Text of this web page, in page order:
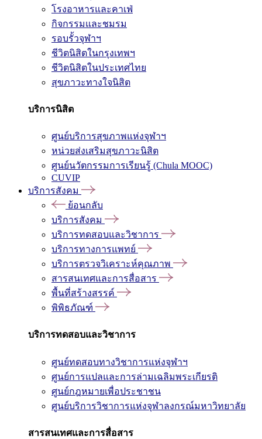
โรงอาหารและคาเฟ่
กิจกรรมและชมรม
รอบรั้วจุฬาฯ
ชีวิตนิสิตในกรุงเทพฯ
ชีวิตนิสิตในประเทศไทย
สุขภาวะทางใจนิสิต
บริการนิสิต
ศูนย์บริการสุขภาพแห่งจุฬาฯ
หน่วยส่งเสริมสุขภาวะนิสิต
ศูนย์นวัตกรรมการเรียนรู้ (Chula MOOC)
CUVIP
บริการสังคม
ย้อนกลับ
บริการสังคม
บริการทดสอบและวิชาการ
บริการทางการแพทย์
บริการตรวจวิเคราะห์คุณภาพ
สารสนเทศและการสื่อสาร
พื้นที่สร้างสรรค์
พิพิธภัณฑ์
บริการทดสอบและวิชาการ
ศูนย์ทดสอบทางวิชาการแห่งจุฬาฯ
ศูนย์การแปลและการล่ามเฉลิมพระเกียรติ
ศูนย์กฎหมายเพื่อประชาชน
ศูนย์บริการวิชาการแห่งจุฬาลงกรณ์มหาวิทยาลัย
สารสนเทศและการสื่อสาร